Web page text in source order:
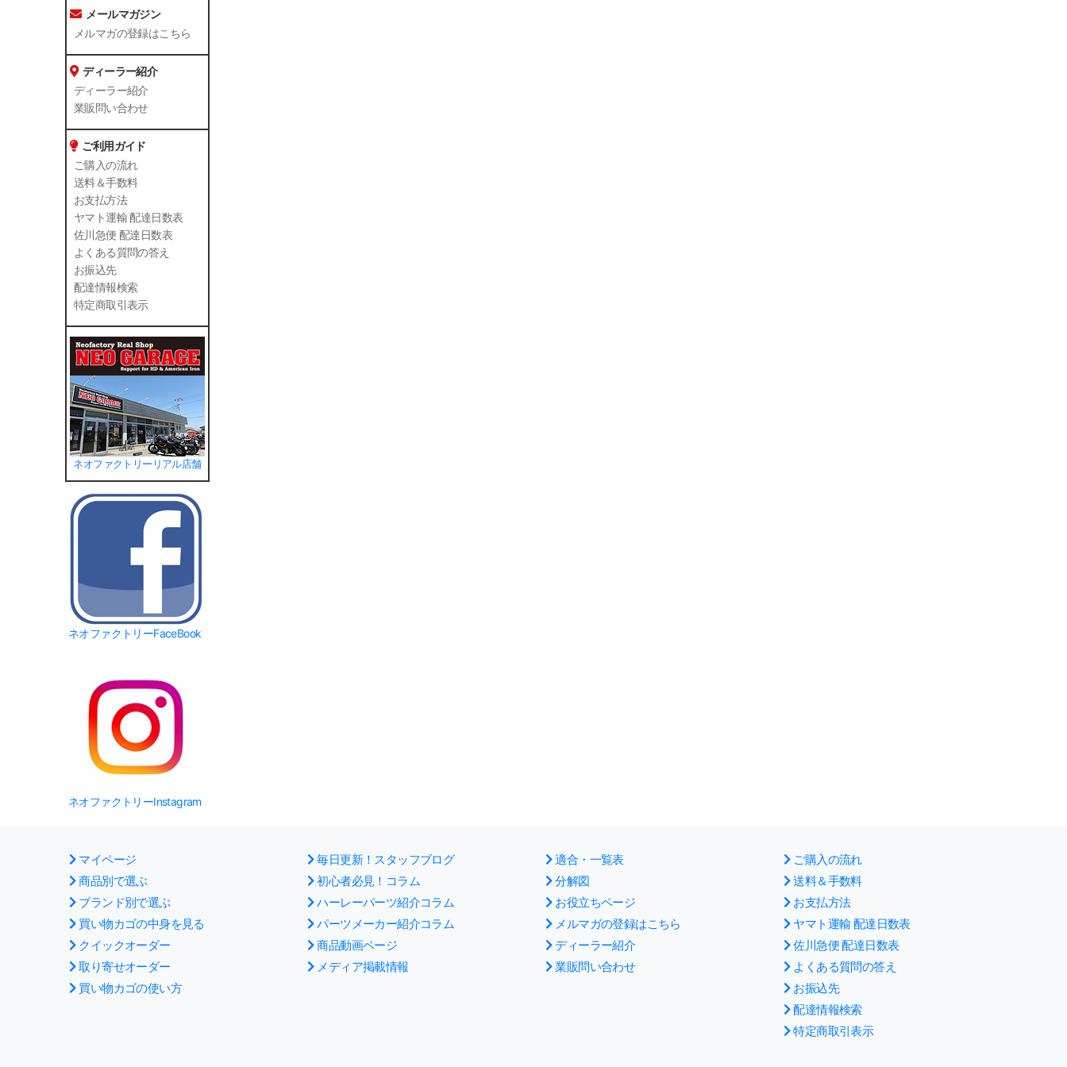
メールマガジン
メルマガの登録はこちら
ディーラー紹介
ディーラー紹介
業販問い合わせ
ご利用ガイド
ご購入の流れ
送料＆手数料
お支払方法
ヤマト運輸 配達日数表
佐川急便 配達日数表
よくある質問の答え
お振込先
配達情報検索
特定商取引表示
ネオファクトリーリアル店舗
ネオファクトリーFaceBook
ネオファクトリーInstagram
マイページ
商品別で選ぶ
ブランド別で選ぶ
買い物カゴの中身を見る
クイックオーダー
取り寄せオーダー
買い物カゴの使い方
毎日更新！スタッフブログ
初心者必見！コラム
ハーレーパーツ紹介コラム
パーツメーカー紹介コラム
商品動画ページ
メディア掲載情報
適合・一覧表
分解図
お役立ちページ
メルマガの登録はこちら
ディーラー紹介
業販問い合わせ
ご購入の流れ
送料＆手数料
お支払方法
ヤマト運輸 配達日数表
佐川急便 配達日数表
よくある質問の答え
お振込先
配達情報検索
特定商取引表示